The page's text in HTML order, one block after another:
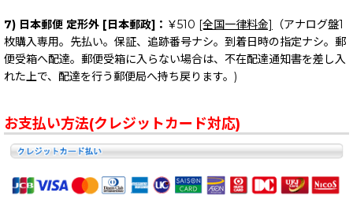
7) 日本郵便 定形外 [日本郵政]： ￥510 [全国一律料金]
（アナログ盤1
枚購入専用。先払い。保証、追跡番号ナシ。到着日時の指定ナシ。郵
便受箱へ配達。郵便受箱に入らない場合は、不在配達通知書を差し入
れた上で、配達を行う郵便局へ持ち戻ります。)
お支払い方法(クレジットカード対応)